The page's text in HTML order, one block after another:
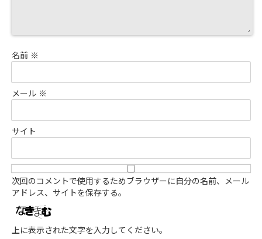
名前 ※
メール ※
サイト
次回のコメントで使用するためブラウザーに自分の名前、メール
アドレス、サイトを保存する。
上に表示された文字を入力してください。